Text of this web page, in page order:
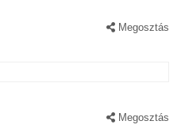
Megosztás
Megosztás